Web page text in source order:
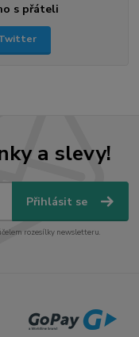
s přáteli
a slevy!
Přihlásit se
rozesílky newsletteru.